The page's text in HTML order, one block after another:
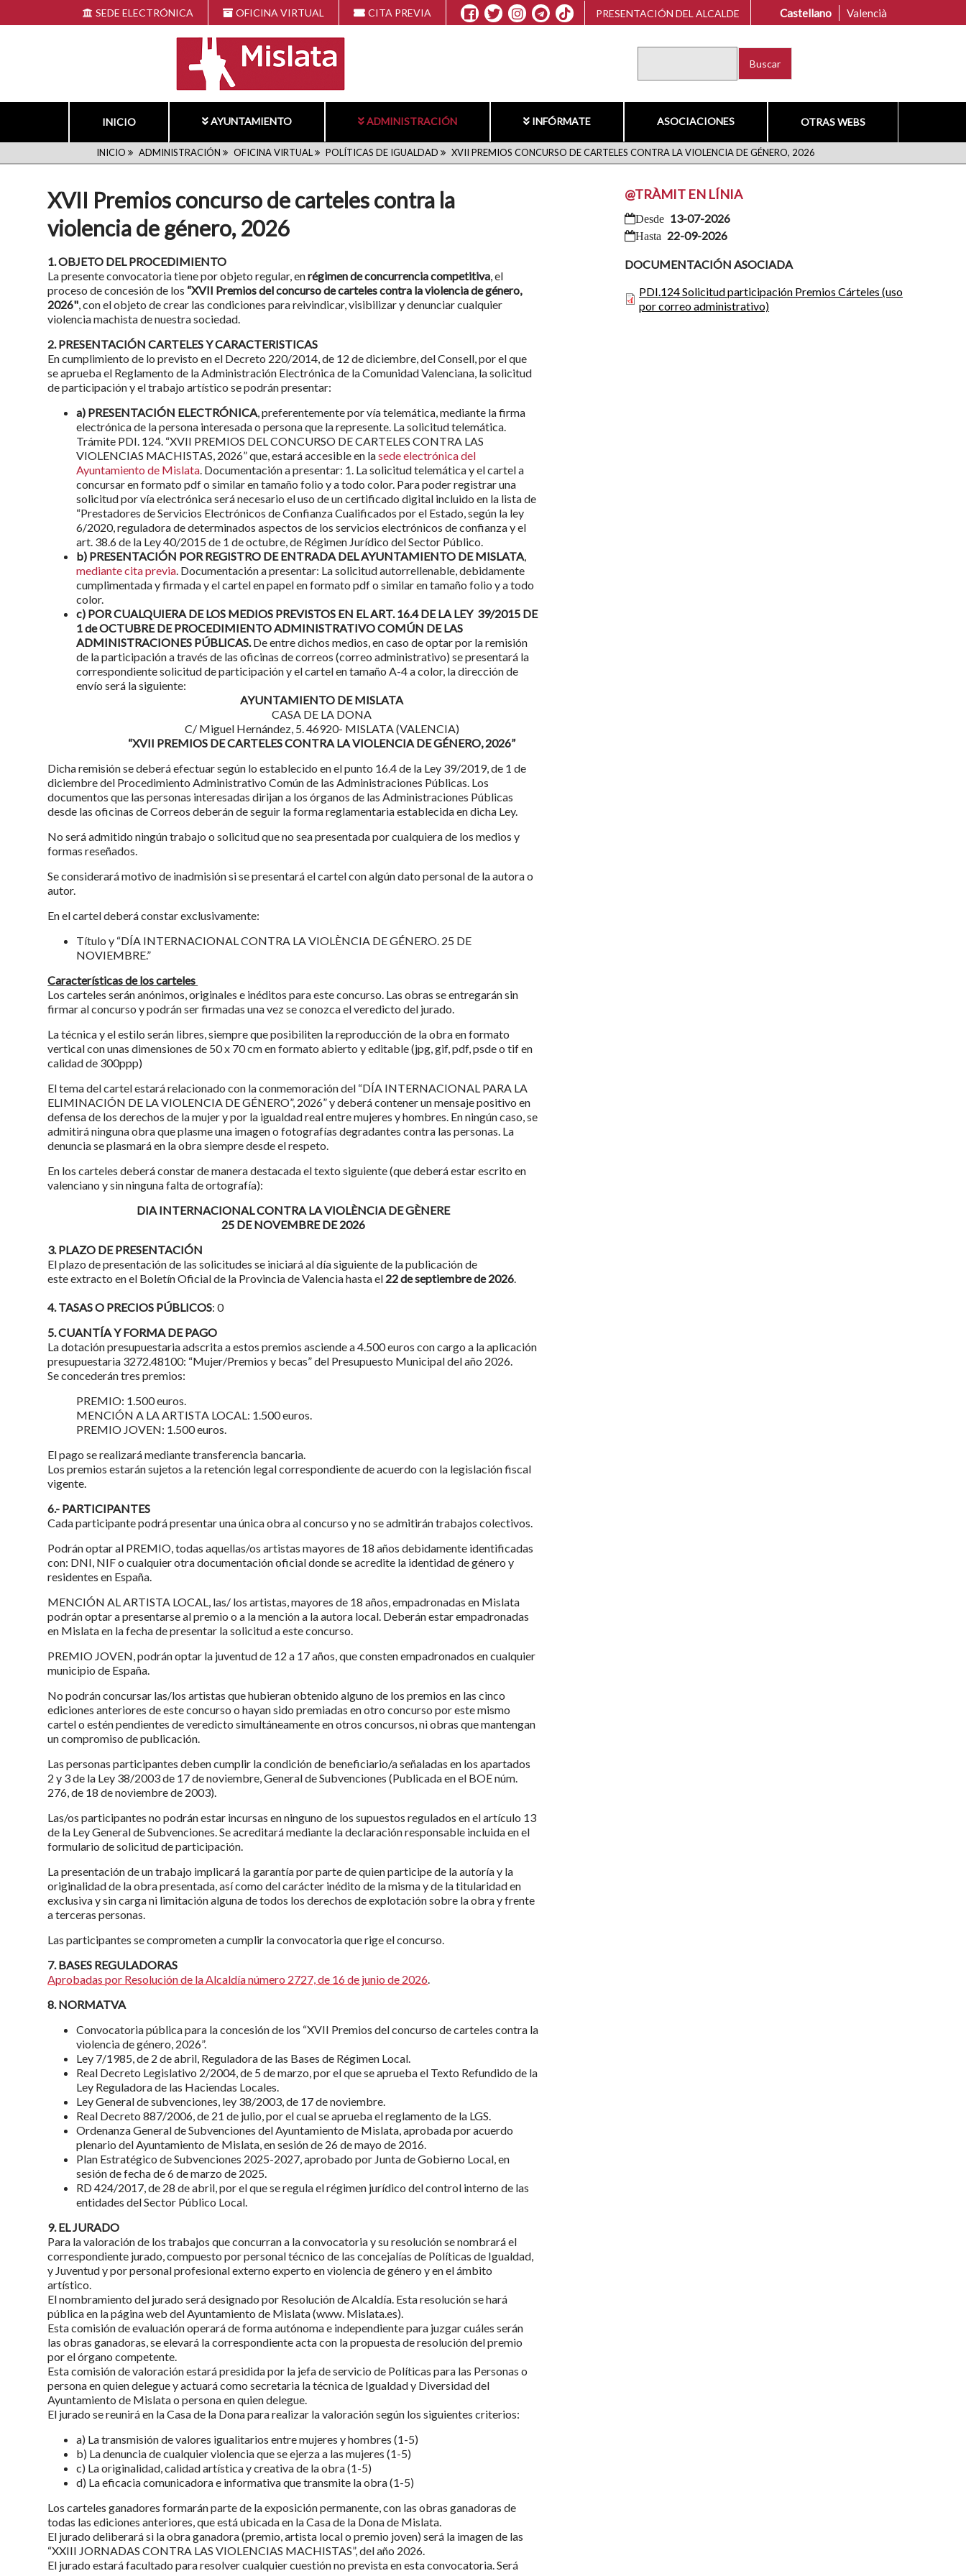
al
SEDE ELECTRÓNICA OFICINA VIRTUAL CITA PREVIA PRESENTACIÓN DEL ALCALDE Castellano Valencià
INICIO AYUNTAMIENTO ADMINISTRACIÓN INFÓRMATE ASOCIACIONES OTRAS WEBS
RUTA
DE
NAVEGACIÓN
INICIO ADMINISTRACIÓN OFICINA VIRTUAL POLÍTICAS DE IGUALDAD XVII PREMIOS CONCURSO DE CARTELES CONTRA LA VIOLENCIA DE GÉNERO, 2026
XVII Premios concurso de carteles contra la
violencia de género, 2026
1. OBJETO DEL PROCEDIMIENTO
La presente convocatoria tiene por objeto regular, enrégimen de concurrencia competitiva, el
proceso de concesión de los “XVII Premios del concurso de carteles contra la violencia de género,
2026", con el objeto de crear las condiciones para reivindicar, visibilizar y denunciar cualquier
violencia machista de nuestra sociedad.
2. PRESENTACIÓN CARTELES Y CARACTERISTICAS
En cumplimiento de lo previsto en el Decreto 220/2014, de 12 de diciembre, del Consell, por el que
se aprueba el Reglamento de la Administración Electrónica de la Comunidad Valenciana, la solicitud
de participación y el trabajo artístico se podrán presentar:
a) PRESENTACIÓN ELECTRÓNICA, preferentemente por vía telemática, mediante la firma
electrónica de la persona interesada o persona que la represente. La solicitud telemática.
Trámite PDI. 124. “XVII PREMIOS DEL CONCURSO DE CARTELES CONTRA LAS
VIOLENCIAS MACHISTAS, 2026” que, estará accesible en lasede electrónica del
Ayuntamiento de Mislata. Documentación a presentar: 1. La solicitud telemática y el cartel a
concursar en formato pdf o similar en tamaño folio y a todo color. Para poder registrar una
solicitud por vía electrónica será necesario el uso de un certificado digital incluido en la lista de
“Prestadores de Servicios Electrónicos de Confianza Cualificados por el Estado, según la ley
6/2020, reguladora de determinados aspectos de los servicios electrónicos de confianza y el
art. 38.6 de la Ley 40/2015 de 1 de octubre, de Régimen Jurídico del Sector Público.
b) PRESENTACIÓN POR REGISTRO DE ENTRADA DEL AYUNTAMIENTO DE MISLATA,
mediante cita previa. Documentación a presentar: La solicitud autorrellenable, debidamente
cumplimentada y firmada y el cartel en papel en formato pdf o similar en tamaño folio y a todo
color.
c) POR CUALQUIERA DE LOS MEDIOS PREVISTOS EN EL ART. 16.4 DE LA LEY 39/2015 DE
1 de OCTUBRE DE PROCEDIMIENTO ADMINISTRATIVO COMÚN DE LAS
ADMINISTRACIONES PÚBLICAS.De entre dichos medios, en caso de optar por la remisión
de la participación a través de las oficinas de correos (correo administrativo) se presentará la
correspondiente solicitud de participación y el cartel en tamaño A-4 a color, la dirección de
envío será la siguiente:
AYUNTAMIENTO DE MISLATA
CASA DE LA DONA
C/ Miguel Hernández, 5. 46920- MISLATA (VALENCIA)
“XVII PREMIOS DE CARTELES CONTRA LA VIOLENCIA DE GÉNERO, 2026”
Dicha remisión se deberá efectuar según lo establecido en el punto 16.4 de la Ley 39/2019, de 1 de
diciembre del Procedimiento Administrativo Común de las Administraciones Públicas. Los
documentos que las personas interesadas dirijan a los órganos de las Administraciones Públicas
desde las oficinas de Correos deberán de seguir la forma reglamentaria establecida en dicha Ley.
No será admitido ningún trabajo o solicitud que no sea presentada por cualquiera de los medios y
formas reseñados.
Se considerará motivo de inadmisión si se presentará el cartel con algún dato personal de la autora o
autor.
En el cartel deberá constar exclusivamente:
Título y “DÍA INTERNACIONAL CONTRA LA VIOLÈNCIA DE GÉNERO. 25 DE
NOVIEMBRE.”
Características de los carteles
Los carteles serán anónimos, originales e inéditos para este concurso. Las obras se entregarán sin
firmar al concurso y podrán ser firmadas una vez se conozca el veredicto del jurado.
La técnica y el estilo serán libres, siempre que posibiliten la reproducción de la obra en formato
vertical con unas dimensiones de 50 x 70 cm en formato abierto y editable (jpg, gif, pdf, psde o tif en
calidad de 300ppp)
El tema del cartel estará relacionado con la conmemoración del “DÍA INTERNACIONAL PARA LA
ELIMINACIÓN DE LA VIOLENCIA DE GÉNERO”, 2026” y deberá contener un mensaje positivo en
defensa de los derechos de la mujer y por la igualdad real entre mujeres y hombres. En ningún caso, se
admitirá ninguna obra que plasme una imagen o fotografías degradantes contra las personas. La
denuncia se plasmará en la obra siempre desde el respeto.
En los carteles deberá constar de manera destacada el texto siguiente (que deberá estar escrito en
valenciano y sin ninguna falta de ortografía):
DIA INTERNACIONAL CONTRA LA VIOLÈNCIA DE GÈNERE
25 DE NOVEMBRE DE 2026
3. PLAZO DE PRESENTACIÓN
El plazo de presentación de las solicitudes se iniciará al día siguiente de la publicación de
este extracto en el Boletín Oficial de la Provincia de Valencia hasta el 22 de septiembre de 2026.
4. TASAS O PRECIOS PÚBLICOS: 0
5. CUANTÍA Y FORMA DE PAGO
La dotación presupuestaria adscrita a estos premios asciende a 4.500 euros con cargo a la aplicación
presupuestaria 3272.48100: “Mujer/Premios y becas” del Presupuesto Municipal del año 2026.
Se concederán tres premios:
PREMIO: 1.500 euros.
MENCIÓN A LA ARTISTA LOCAL: 1.500 euros.
PREMIO JOVEN: 1.500 euros.
El pago se realizará mediante transferencia bancaria.
Los premios estarán sujetos a la retención legal correspondiente de acuerdo con la legislación fiscal
vigente.
6.- PARTICIPANTES
Cada participante podrá presentar una única obra al concurso y no se admitirán trabajos colectivos.
Podrán optar al PREMIO, todas aquellas/os artistas mayores de 18 años debidamente identificadas
con: DNI, NIF o cualquier otra documentación oficial donde se acredite la identidad de género y
residentes en España.
MENCIÓN AL ARTISTA LOCAL, las/ los artistas, mayores de 18 años, empadronadas en Mislata
podrán optar a presentarse al premio o a la mención a la autora local. Deberán estar empadronadas
en Mislata en la fecha de presentar la solicitud a este concurso.
PREMIO JOVEN, podrán optar la juventud de 12 a 17 años, que consten empadronados en cualquier
municipio de España.
No podrán concursar las/los artistas que hubieran obtenido alguno de los premios en las cinco
ediciones anteriores de este concurso o hayan sido premiadas en otro concurso por este mismo
cartel o estén pendientes de veredicto simultáneamente en otros concursos, ni obras que mantengan
un compromiso de publicación.
Las personas participantes deben cumplir la condición de beneficiario/a señaladas en los apartados
2 y 3 de la Ley 38/2003 de 17 de noviembre, General de Subvenciones (Publicada en el BOE núm.
276, de 18 de noviembre de 2003).
Las/os participantes no podrán estar incursas en ninguno de los supuestos regulados en el artículo 13
de la Ley General de Subvenciones. Se acreditará mediante la declaración responsable incluida en el
formulario de solicitud de participación.
La presentación de un trabajo implicará la garantía por parte de quien participe de la autoría y la
originalidad de la obra presentada, así como del carácter inédito de la misma y de la titularidad en
exclusiva y sin carga ni limitación alguna de todos los derechos de explotación sobre la obra y frente
a terceras personas.
Las participantes se comprometen a cumplir la convocatoria que rige el concurso.
7. BASES REGULADORAS
Aprobadas por Resolución de la Alcaldía número 2727, de 16 de junio de 2026.
8. NORMATVA
Convocatoria pública para la concesión de los “XVII Premios del concurso de carteles contra la
violencia de género, 2026”.
Ley 7/1985, de 2 de abril, Reguladora de las Bases de Régimen Local.
Real Decreto Legislativo 2/2004, de 5 de marzo, por el que se aprueba el Texto Refundido de la
Ley Reguladora de las Haciendas Locales.
Ley General de subvenciones, ley 38/2003, de 17 de noviembre.
Real Decreto 887/2006, de 21 de julio, por el cual se aprueba el reglamento de la LGS.
Ordenanza General de Subvenciones del Ayuntamiento de Mislata, aprobada por acuerdo
plenario del Ayuntamiento de Mislata, en sesión de 26 de mayo de 2016.
Plan Estratégico de Subvenciones 2025-2027, aprobado por Junta de Gobierno Local, en
sesión de fecha de 6 de marzo de 2025.
RD 424/2017, de 28 de abril, por el que se regula el régimen jurídico del control interno de las
entidades del Sector Público Local.
9. EL JURADO
Para la valoración de los trabajos que concurran a la convocatoria y su resolución se nombrará el
correspondiente jurado, compuesto por personal técnico de las concejalías de Políticas de Igualdad,
y Juventud y por personal profesional externo experto en violencia de género y en el ámbito
artístico.
El nombramiento del jurado será designado por Resolución de Alcaldía. Esta resolución se hará
pública en la página web del Ayuntamiento de Mislata (www. Mislata.es).
Esta comisión de evaluación operará de forma autónoma e independiente para juzgar cuáles serán
las obras ganadoras, se elevará la correspondiente acta con la propuesta de resolución del premio
por el órgano competente.
Esta comisión de valoración estará presidida por la jefa de servicio de Políticas para las Personas o
persona en quien delegue y actuará como secretaria la técnica de Igualdad y Diversidad del
Ayuntamiento de Mislata o persona en quien delegue.
El jurado se reunirá en la Casa de la Dona para realizar la valoración según los siguientes criterios:
a) La transmisión de valores igualitarios entre mujeres y hombres (1-5)
b) La denuncia de cualquier violencia que se ejerza a las mujeres (1-5)
c) La originalidad, calidad artística y creativa de la obra (1-5)
d) La eficacia comunicadora e informativa que transmite la obra (1-5)
Los carteles ganadores formarán parte de la exposición permanente, con las obras ganadoras de
todas las ediciones anteriores, que está ubicada en la Casa de la Dona de Mislata.
El jurado deliberará si la obra ganadora (premio, artista local o premio joven) será la imagen de las
“XXIII JORNADAS CONTRA LAS VIOLENCIAS MACHISTAS”, del año 2026.
El jurado estará facultado para resolver cualquier cuestión no prevista en esta convocatoria. Será
@TRÀMIT EN LÍNIA
13-07-2026
22-09-2026
DOCUMENTACIÓN ASOCIADA
PDI.124 Solicitud participación Premios Cárteles (uso
por correo administrativo)